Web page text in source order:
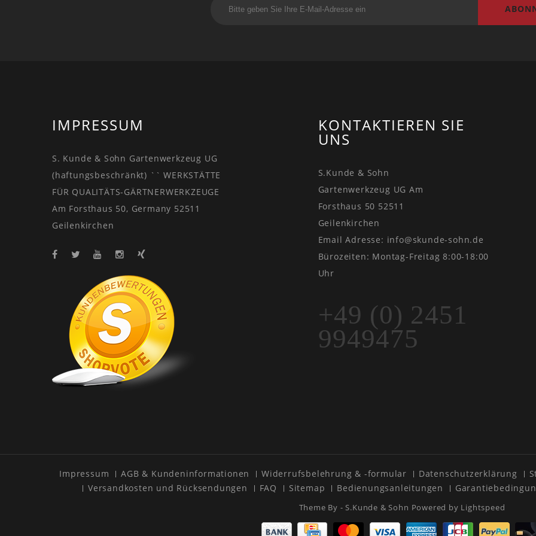
IMPRESSUM
S. Kunde & Sohn Gartenwerkzeug UG
(haftungsbeschränkt) `` WERKSTÄTTE
FÜR QUALITÄTS-GÄRTNERWERKZEUGE
Am Forsthaus 50, Germany 52511
Geilenkirchen
KONTAKTIEREN SIE
UNS
S.Kunde & Sohn
Gartenwerkzeug UG Am
Forsthaus 50 52511
Geilenkirchen
Email Adresse: info@skunde-sohn.de
Bürozeiten: Montag-Freitag 8:00-18:00
Uhr
+49 (0) 2451
9949475
Impressum AGB & Kundeninformationen Widerrufsbelehrung & -formular Datenschutzerklärung
Versandkosten und Rücksendungen
FAQ Sitemap Bedienungsanleitungen
Theme By -S.Kunde & Sohn Powered by Lightspeed